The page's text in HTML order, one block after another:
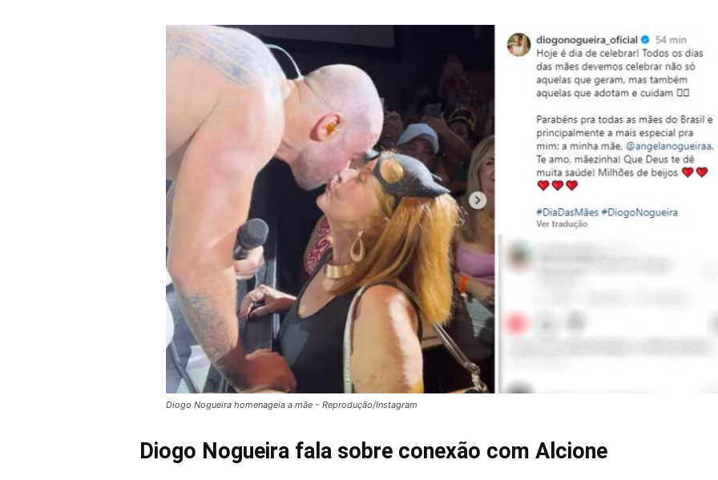
Diogo Nogueira homenageia a mãe – Reprodução/Instagram
Diogo Nogueira fala sobre conexão com Alcione